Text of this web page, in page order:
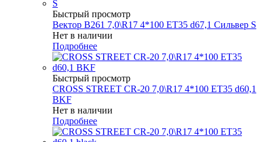
Быстрый просмотр
Вектор B261 7,0\R17 4*100 ET35 d67,1 Сильвер S
Нет в наличии
Подробнее
Быстрый просмотр
CROSS STREET CR-20 7,0\R17 4*100 ET35 d60,1
BKF
Нет в наличии
Подробнее